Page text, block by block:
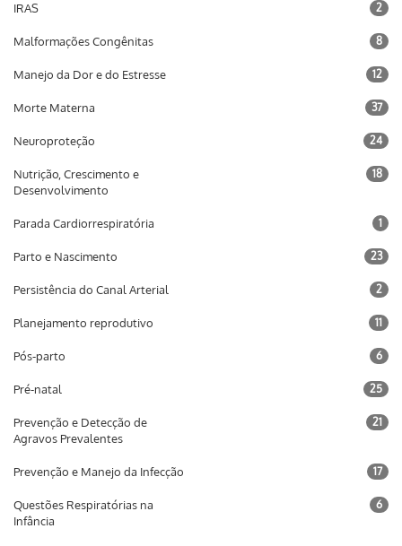
IRAS 2
Malformações Congênitas 8
Manejo da Dor e do Estresse 12
Morte Materna 37
Neuroproteção 24
Nutrição, Crescimento e
Desenvolvimento
18
Parada Cardiorrespiratória 1
Parto e Nascimento 23
Persistência do Canal Arterial 2
Planejamento reprodutivo 11
Pós-parto 6
Pré-natal 25
Prevenção e Detecção de
Agravos Prevalentes
21
Prevenção e Manejo da Infecção 17
Questões Respiratórias na
Infância
6